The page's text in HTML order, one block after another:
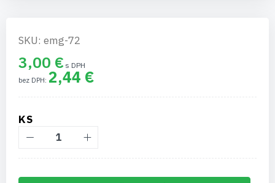
SKU: emg-72
3,00 €
2,44 €
KS